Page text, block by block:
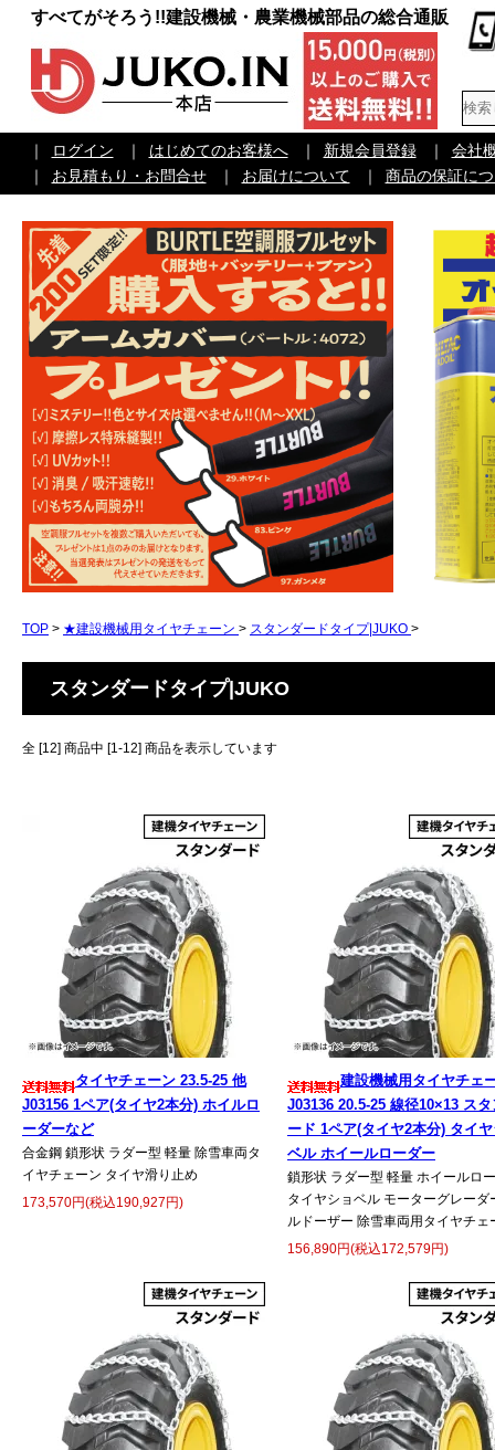
すべてがそろう!!建設機械・農業機械部品の総合通販
｜ ログイン ｜ はじめてのお客様へ ｜ 新規会員登録 ｜
会社
｜
お見積もり・お問合せ ｜ お届けについて ｜ 商品の保証に
TOP > ★建設機械用タイヤチェーン > スタンダードタイプ|JUKO >
スタンダードタイプ|JUKO
全 [12] 商品中 [1-12] 商品を表示しています
タイヤチェーン 23.5-25 他
J03156 1ペア(タイヤ2本分) ホイルロ
ーダーなど
合金鋼 鎖形状 ラダー型 軽量 除雪車両タ
イヤチェーン タイヤ滑り止め
173,570円(税込190,927円)
建設機械用タイヤチェ
J03136 20.5-25 線径10×13 スタ
ード 1ペア(タイヤ2本分) タイ
ベル ホイールローダー
鎖形状 ラダー型 軽量 ホイールロ
タイヤショベル モーターグレーダ
ルドーザー 除雪車両用タイヤチェ
156,890円(税込172,579円)